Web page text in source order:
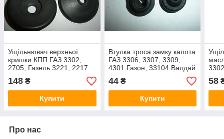
Ущільнювач верхньої
кришки КПП ГАЗ 3302,
2705, Газель 3221, 2217
Соболь (24-1702128 пр-во
ЯРТИ - Оригінал)
148 ₴
Купити
Втулка троса замку капота
ГАЗ 3306, 3307, 3309,
4301 Газон, 33104 Валдай
(24-8406224-01, пр-під
ЯРТИ)
44₴
Купити
під
58
Про нас